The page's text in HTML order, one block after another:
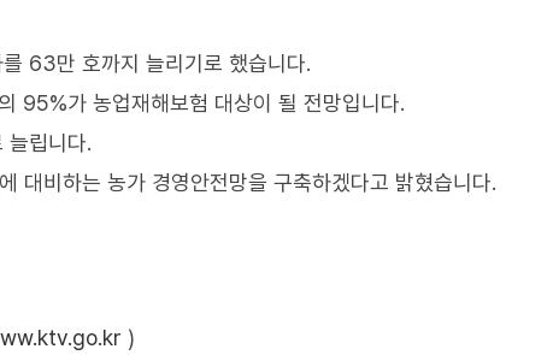
63만 호까지 늘리기로 했습니다.
95%가 농업재해보험 대상이 될 전망입니다.
립니다.
대비하는 농가 경영안전망을 구축하겠다고 밝혔습니다.
)